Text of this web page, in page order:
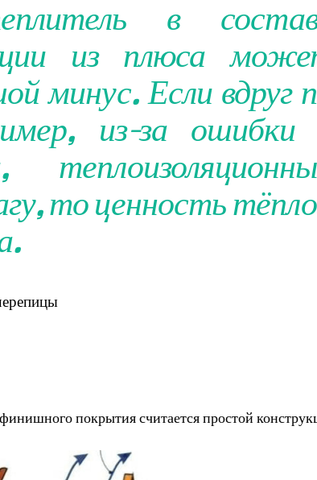
в
из плюса
минус. Если вдруг
из-за ошибки
то ценность
покрытия считается простой